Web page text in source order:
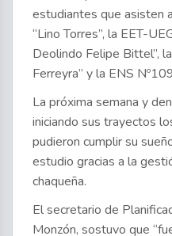
estudiantes que asisten
“Lino Torres”, la EET-
Deolindo Felipe Bittel”,
Ferreyra” y la ENS
La próxima semana y
iniciando sus trayectos
pudieron cumplir su
estudio gracias a la
chaqueña.
El secretario de
Monzón, sostuvo que